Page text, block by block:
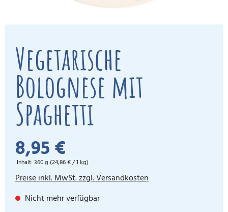
Vegetarische
Bolognese mit
Spaghetti
8,95 €
Inhalt: 360 g (24,86 € / 1 kg)
Preise inkl. MwSt. zzgl. Versandkosten
Nicht mehr verfügbar